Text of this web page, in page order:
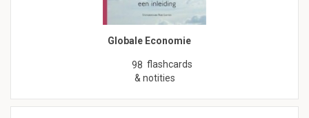
Globale Economie
98 flashcards
& notities